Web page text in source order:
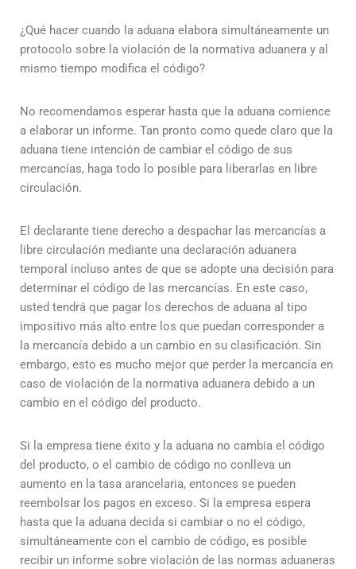
¿Qué hacer cuando la aduana elabora simultáneamente un
protocolo sobre la violación de la normativa aduanera y al
mismo tiempo modifica el código?
No recomendamos esperar hasta que la aduana comience
a elaborar un informe. Tan pronto como quede claro que la
aduana tiene intención de cambiar el código de sus
mercancías, haga todo lo posible para liberarlas en libre
circulación.
El declarante tiene derecho a despachar las mercancías a
libre circulación mediante una declaración aduanera
temporal incluso antes de que se adopte una decisión para
determinar el código de las mercancías. En este caso,
usted tendrá que pagar los derechos de aduana al tipo
impositivo más alto entre los que puedan corresponder a
la mercancía debido a un cambio en su clasificación. Sin
embargo, esto es mucho mejor que perder la mercancía en
caso de violación de la normativa aduanera debido a un
cambio en el código del producto.
Si la empresa tiene éxito y la aduana no cambia el código
del producto, o el cambio de código no conlleva un
aumento en la tasa arancelaria, entonces se pueden
reembolsar los pagos en exceso. Si la empresa espera
hasta que la aduana decida si cambiar o no el código,
simultáneamente con el cambio de código, es posible
recibir un informe sobre violación de las normas aduaneras